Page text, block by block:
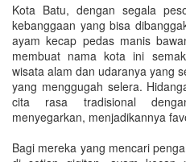
Kota Batu, dengan segala
kebanggaan yang bisa
ayam kecap pedas manis
membuat nama kota ini
wisata alam dan udaranya yang
yang menggugah selera.
cita rasa tradisional
menyegarkan, menjadikannya
Bagi mereka yang mencari